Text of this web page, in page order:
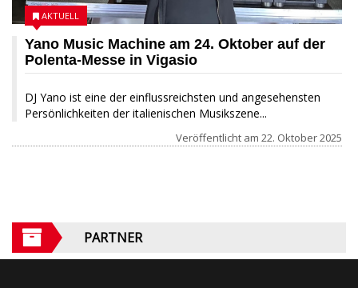
Yano Music Machine am 24. Oktober auf der
Polenta-Messe in Vigasio
DJ Yano ist eine der einflussreichsten und angesehensten
Persönlichkeiten der italienischen Musikszene...
AKTUELL
Veröffentlicht am 22. Oktober 2025
PARTNER